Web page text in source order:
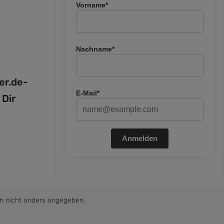
Vorname*
Nachname*
E-Mail*
Anmelden
nicht anders angegeben.